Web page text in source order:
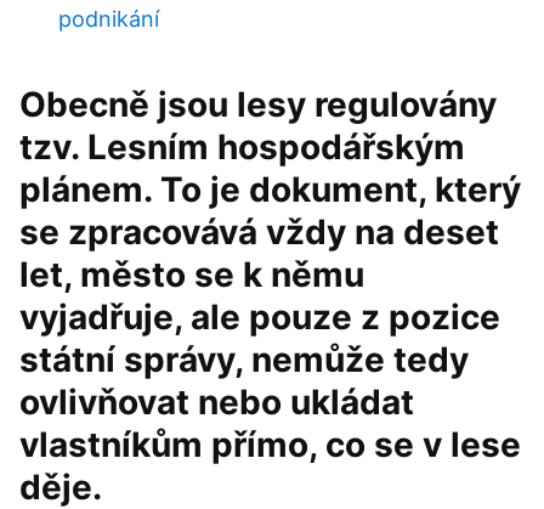
podnikání
Obecně jsou lesy regulovány
tzv. Lesním hospodářským
plánem. To je dokument, který
se zpracovává vždy na deset
let, město se k němu
vyjadřuje, ale pouze z pozice
státní správy, nemůže tedy
ovlivňovat nebo ukládat
vlastníkům přímo, co se v lese
děje.